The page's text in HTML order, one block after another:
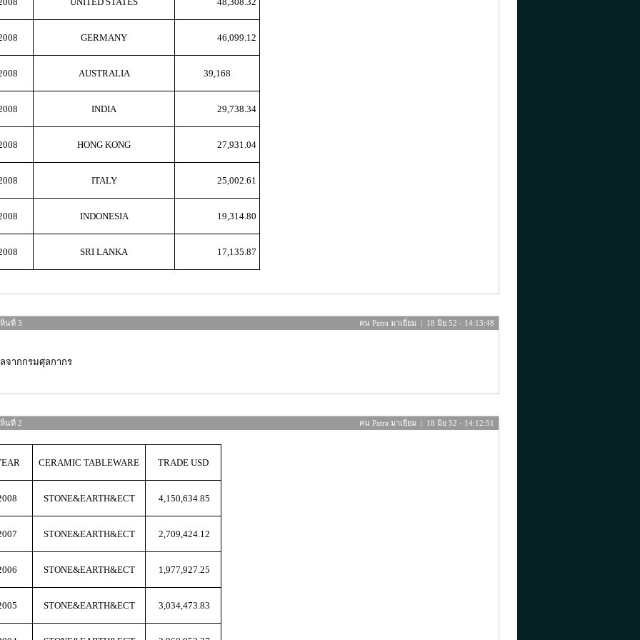
GERMANY 46,099.12
AUSTRALIA 39,168
INDIA 29,738.34
HONG KONG 27,931.04
ITALY 25,002.61
INDONESIA 19,314.80
SRI LANKA 17,135.87
นที่ 3 คน Patra มาเยี่ยม | 18 มิย 52 - 14:13:48
จากกรมศุลกากร
นที่ 2 คน Patra มาเยี่ยม | 18 มิย 52 - 14:12:51
CERAMIC TABLEWARE TRADE USD
STONE&EARTH&ECT 4,150,634.85
STONE&EARTH&ECT 2,709,424.12
STONE&EARTH&ECT 1,977,927.25
STONE&EARTH&ECT 3,034,473.83